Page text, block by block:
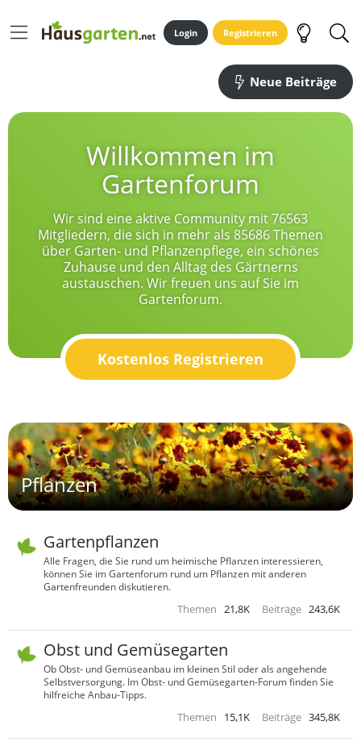
Login Registrieren
Neue Beiträge
Willkommen im
Gartenforum
Wir sind eine aktive Community mit 76563
Mitgliedern, die sich in mehr als 85686 Themen
über Garten- und Pflanzenpflege, ein schönes
Zuhause und den Alltag des Gärtnerns
austauschen. Wir freuen uns auf Sie im
Gartenforum.
Kostenlos Registrieren
Pflanzen
Gartenpflanzen
Alle Fragen, die Sie rund um heimische Pflanzen interessieren,
können Sie im Gartenforum rund um Pflanzen mit anderen
Gartenfreunden diskutieren.
Themen 21,8K Beiträge 243,6K
Obst und Gemüsegarten
Ob Obst- und Gemüseanbau im kleinen Stil oder als angehende
Selbstversorgung. Im Obst- und Gemüsegarten-Forum finden Sie
hilfreiche Anbau-Tipps.
Themen 15,1K Beiträge 345,8K